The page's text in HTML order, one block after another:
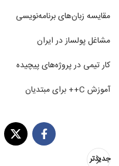
مقایسه زبان‌های برنامه‌نویسی
مشاغل پولساز در ایران
کار تیمی در پروژه‌های پیچیده
آموزش C++ برای مبتدیان
جدیدتر